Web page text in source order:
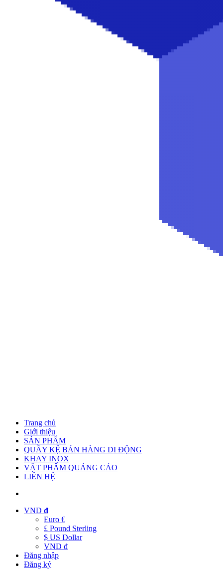
Trang chủ
Giới thiệu
SẢN PHẨM
QUẦY KỆ BÁN HÀNG DI ĐỘNG
KHAY INOX
VẬT PHẨM QUẢNG CÁO
LIÊN HỆ
VND đ
Euro €
£ Pound Sterling
$ US Dollar
VND đ
Đăng nhập
Đăng ký